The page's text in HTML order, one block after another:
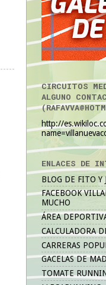
CIRCUITOS
ALGUNO
http://
ENLACES DE
BLOG DE FITO Y
FACEBOOK
MUCHO
ÁREA
CALCULADORA
CARRERAS
GACELAS DE
TOMATE